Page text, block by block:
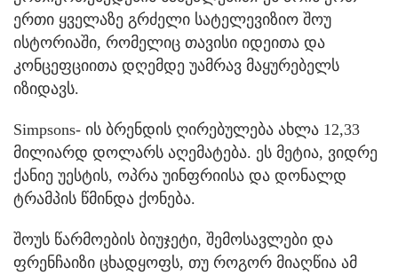
ერთი ყველაზე გრძელი სატელევიზიო შოუ
ისტორიაში, რომელიც თავისი იდეითა და
კონცეფციითა დღემდე უამრავ მაყურებელს
იზიდავს.
Simpsons- ის ბრენდის ღირებულება ახლა 12,33
მილიარდ დოლარს აღემატება. ეს მეტია, ვიდრე
ქანიე უესტის, ოპრა უინფრიისა და დონალდ
ტრამპის წმინდა ქონება.
შოუს წარმოების ბიუჯეტი, შემოსავლები და
ფრენჩაიზი ცხადყოფს, თუ როგორ მიაღწია ამ